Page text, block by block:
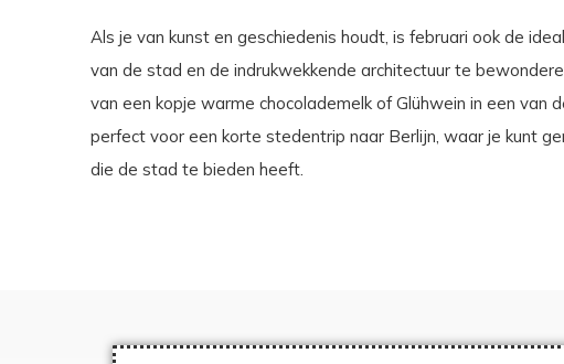
Als je van kunst en geschiedenis houdt, is februari ook de
van de stad en de indrukwekkende architectuur te
van een kopje warme chocolademelk of Glühwein in een van
perfect voor een korte stedentrip naar Berlijn, waar je kunt
die de stad te bieden heeft.